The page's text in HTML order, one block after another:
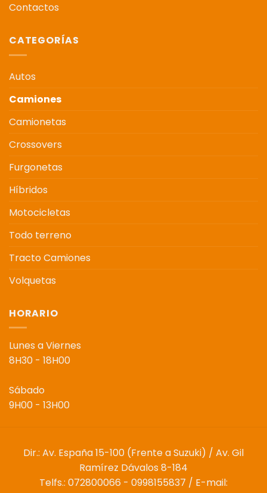
Contactos
CATEGORÍAS
Autos
Camiones
Camionetas
Crossovers
Furgonetas
Híbridos
Motocicletas
Todo terreno
Tracto Camiones
Volquetas
HORARIO
Lunes a Viernes
8H30 - 18H00
Sábado
9H00 - 13H00
Dir.: Av. España 15-100 (Frente a Suzuki) / Av. Gil
Ramírez Dávalos 8-184
Telfs.: 072800066 - 0998155837 / E-mail: